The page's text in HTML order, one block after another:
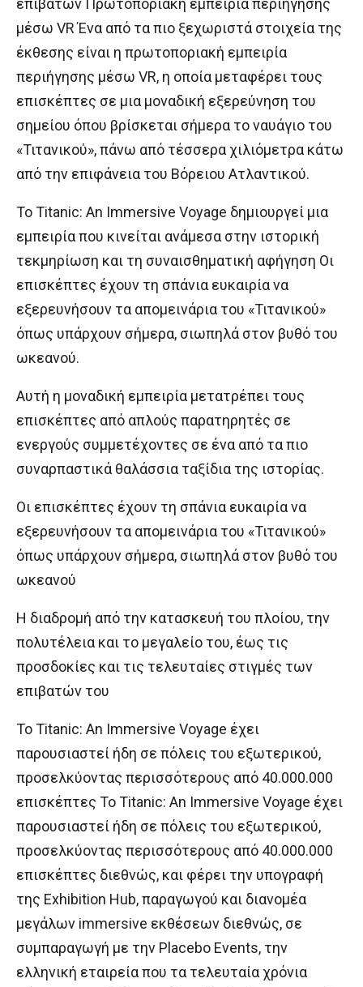
επιβατών Πρωτοποριακή εμπειρία περιήγησης
μέσω VR Ένα από τα πιο ξεχωριστά στοιχεία της
έκθεσης είναι η πρωτοποριακή εμπειρία
περιήγησης μέσω VR, η οποία μεταφέρει τους
επισκέπτες σε μια μοναδική εξερεύνηση του
σημείου όπου βρίσκεται σήμερα το ναυάγιο του
«Τιτανικού», πάνω από τέσσερα χιλιόμετρα κάτω
από την επιφάνεια του Βόρειου Ατλαντικού.
Το Titanic: An Immersive Voyage δημιουργεί μια
εμπειρία που κινείται ανάμεσα στην ιστορική
τεκμηρίωση και τη συναισθηματική αφήγηση Οι
επισκέπτες έχουν τη σπάνια ευκαιρία να
εξερευνήσουν τα απομεινάρια του «Τιτανικού»
όπως υπάρχουν σήμερα, σιωπηλά στον βυθό του
ωκεανού.
Αυτή η μοναδική εμπειρία μετατρέπει τους
επισκέπτες από απλούς παρατηρητές σε
ενεργούς συμμετέχοντες σε ένα από τα πιο
συναρπαστικά θαλάσσια ταξίδια της ιστορίας.
Οι επισκέπτες έχουν τη σπάνια ευκαιρία να
εξερευνήσουν τα απομεινάρια του «Τιτανικού»
όπως υπάρχουν σήμερα, σιωπηλά στον βυθό του
ωκεανού
H διαδρομή από την κατασκευή του πλοίου, την
πολυτέλεια και το μεγαλείο του, έως τις
προσδοκίες και τις τελευταίες στιγμές των
επιβατών του
Το Titanic: An Immersive Voyage έχει
παρουσιαστεί ήδη σε πόλεις του εξωτερικού,
προσελκύοντας περισσότερους από 40.000.000
επισκέπτες Το Titanic: An Immersive Voyage έχει
παρουσιαστεί ήδη σε πόλεις του εξωτερικού,
προσελκύοντας περισσότερους από 40.000.000
επισκέπτες διεθνώς, και φέρει την υπογραφή
της Exhibition Hub, παραγωγού και διανομέα
μεγάλων immersive εκθέσεων διεθνώς, σε
συμπαραγωγή με την Placebo Events, την
ελληνική εταιρεία που τα τελευταία χρόνια